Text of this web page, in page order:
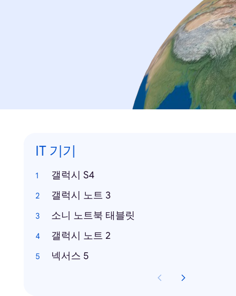
IT 기기
갤럭시 S4
갤럭시 노트 3
소니 노트북 태블릿
갤럭시 노트 2
넥서스 5